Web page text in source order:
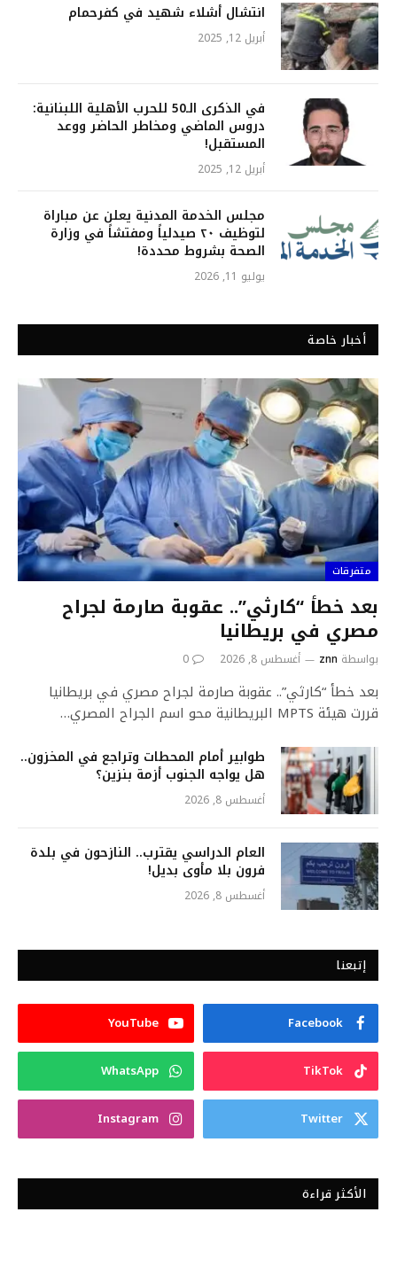
انتشال أشلاء شهيد في كفرحمام
أبريل 12, 2025
في الذكرى الـ50 للحرب الأهلية اللبنانية:
دروس الماضي ومخاطر الحاضر ووعد
المستقبل!
أبريل 12, 2025
مجلس الخدمة المدنية يعلن عن مباراة
لتوظيف ٢٠ صيدلياً ومفتشاً في وزارة
الصحة بشروط محددة!
يوليو 11, 2026
أخبار خاصة
متفرقات
بعد خطأ “كارثي”.. عقوبة صارمة لجراح
مصري في بريطانيا
بواسطة znn أغسطس 8, 2026 0
بعد خطأ “كارثي”.. عقوبة صارمة لجراح مصري في بريطانيا
قررت هيئة MPTS البريطانية محو اسم الجراح المصري…
طوابير أمام المحطات وتراجع في المخزون..
هل يواجه الجنوب أزمة بنزين؟
أغسطس 8, 2026
العام الدراسي يقترب.. النازحون في بلدة
فرون بلا مأوى بديل!
أغسطس 8, 2026
إتبعنا
Facebook
YouTube
TikTok
WhatsApp
Twitter
Instagram
الأكثر قراءة